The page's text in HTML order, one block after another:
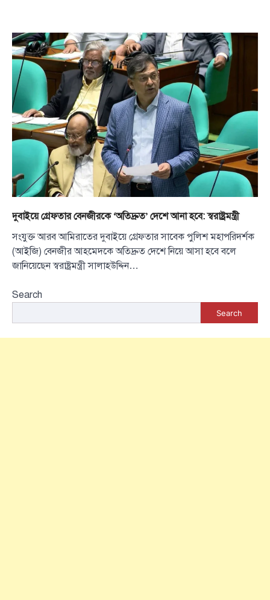
দুবাইয়ে গ্রেফতার বেনজীরকে ‘অতিদ্রুত’ দেশে আনা হবে: স্বরাষ্ট্রমন্ত্রী
সংযুক্ত আরব আমিরাতের দুবাইয়ে গ্রেফতার সাবেক পুলিশ মহাপরিদর্শক
(আইজি) বেনজীর আহমেদকে অতিদ্রুত দেশে নিয়ে আসা হবে বলে
জানিয়েছেন স্বরাষ্ট্রমন্ত্রী সালাহউদ্দিন…
Search
Search